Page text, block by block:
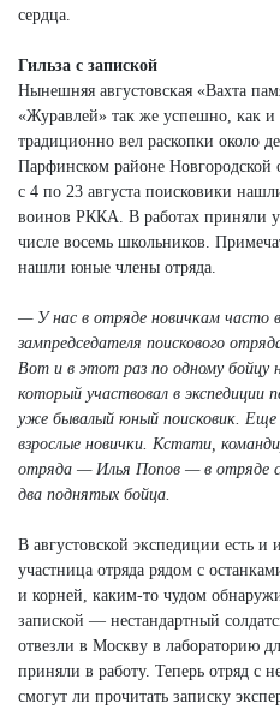
сердца.
Гильза с запиской
Нынешняя августовская «Вахта
«Журавлей» так же успешно, как и
традиционно вел раскопки около
Парфинском районе Новгородской
с 4 по 23 августа поисковики
воинов РККА. В работах приняли
числе восемь школьников.
нашли юные члены отряда.
— У нас в отряде новичкам часто
зампредседателя поискового
Вот и в этот раз по одному
который участвовал в экспедиции
уже бывалый юный поисковик. Еще
взрослые новички. Кстати,
отряда — Илья Попов — в отряде
два поднятых бойца.
В августовской экспедиции есть и
участница отряда рядом с
и корней, каким-то чудом
запиской — нестандартный
отвезли в Москву в лабораторию
приняли в работу. Теперь отряд с
смогут ли прочитать записку